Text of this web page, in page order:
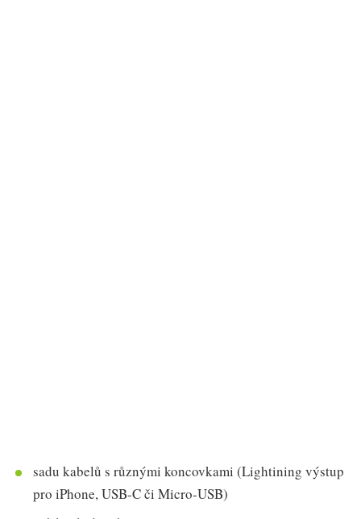
sadu kabelů s různými koncovkami (Lightining výstup
pro iPhone, USB-C či Micro-USB)